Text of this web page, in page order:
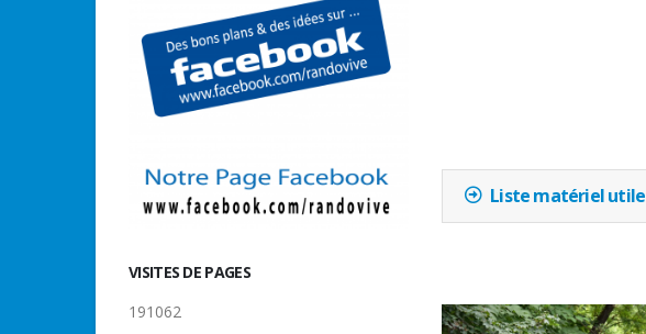
Liste matériel utile
VISITES DE PAGES
191062